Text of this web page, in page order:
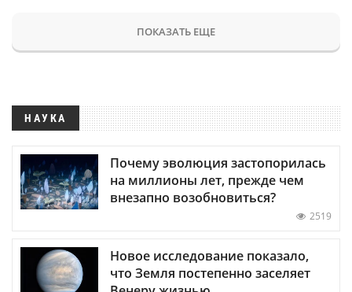
ПОКАЗАТЬ ЕЩЕ
НАУКА
Почему эволюция застопорилась
на миллионы лет, прежде чем
внезапно возобновиться?
2519
Новое исследование показало,
что Земля постепенно заселяет